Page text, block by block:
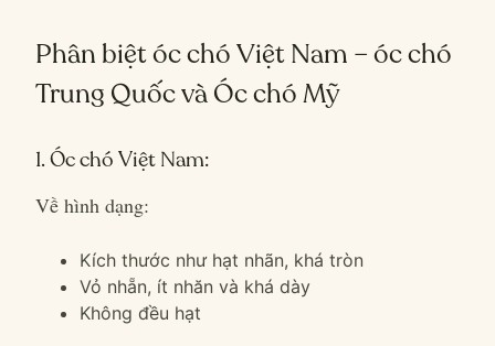
Phân biệt óc chó Việt Nam – óc chó
Trung Quốc và Óc chó Mỹ
1. Óc chó Việt Nam:
Về hình dạng:
Kích thước như hạt nhãn, khá tròn
Vỏ nhẵn, ít nhăn và khá dày
Không đều hạt